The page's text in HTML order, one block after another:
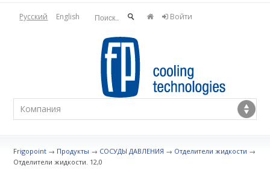
Русский English Войти
Frigopoint → Продукты → СОСУДЫ ДАВЛЕНИЯ → Отделители жидкости →
Отделители жидкости. 12,0